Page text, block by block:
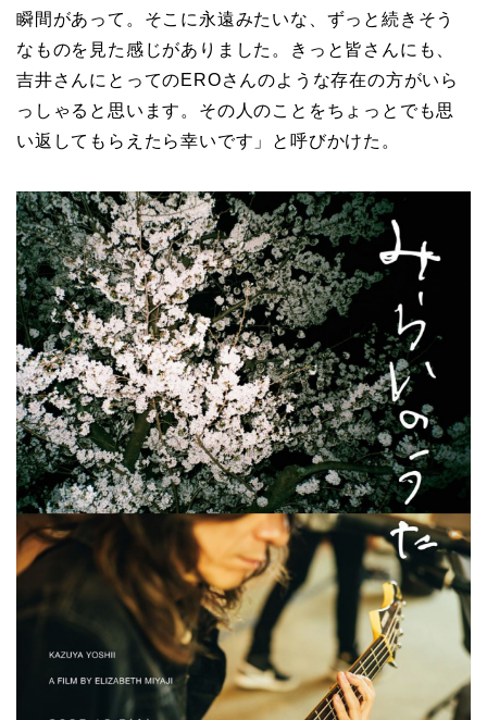
瞬間があって。そこに永遠みたいな、ずっと続きそう
なものを見た感じがありました。きっと皆さんにも、
吉井さんにとってのEROさんのような存在の方がいら
っしゃると思います。その人のことをちょっとでも思
い返してもらえたら幸いです」と呼びかけた。